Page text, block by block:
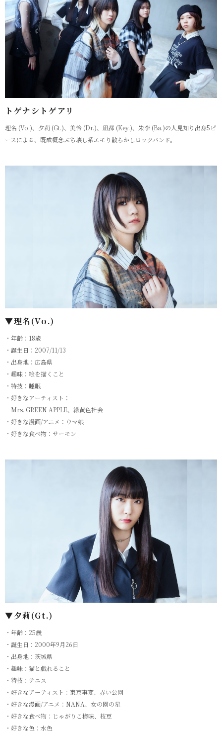
トゲナシトゲアリ
理名 (Vo.)、夕莉 (Gt.)、美怜 (Dr.)、凪都 (Key.)、朱李 (Ba.)の人見知り出身5ピ
ースによる、既成概念ぶち壊し系エモり散らかしロックバンド。
▼理名(Vo.)
・年齢：18歳
・誕⽣⽇：2007/11/13
・出⾝地：広島県
・趣味：絵を描くこと
・特技：睡眠
・好きなアーティスト：
Mrs. GREEN APPLE、緑⻩⾊社会
・好きな漫画/アニメ：ウマ娘
・好きな⾷べ物：サーモン
▼⼣莉(Gt.)
・年齢：25歳
・誕⽣⽇：2000年9⽉26⽇
・出⾝地：茨城県
・趣味：猫と戯れること
・特技：テニス
・好きなアーティスト：東京事変、⾚い公園
・好きな漫画/アニメ：NANA、⼥の園の星
・好きな⾷べ物：じゃがりこ梅味、枝⾖
・好きな⾊：⽔⾊